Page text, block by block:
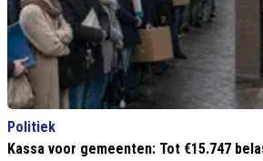
Politiek
Kassa voor gemeenten: Tot €15.747